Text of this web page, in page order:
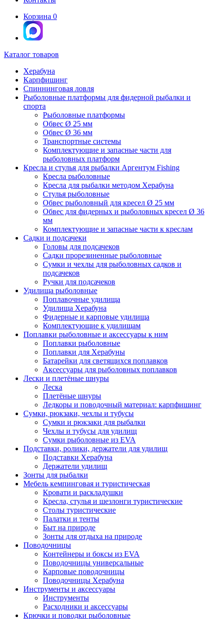
Корзина 0
Каталог товаров
Херабуна
Карпфишинг
Спиннинговая ловля
Рыболовные платформы для фидерной рыбалки и
спорта
Рыболовные платформы
Обвес Ø 25 мм
Обвес Ø 36 мм
Транспортные системы
Комплектующие и запасные части для
рыболовных платформ
Кресла и стулья для рыбалки Аргентум Fishing
Кресла рыболовные
Кресла для рыбалки методом Херабуна
Стулья рыболовные
Обвес рыболовный для кресел Ø 25 мм
Обвес для фидерных и рыболовных кресел Ø 36
мм
Комплектующие и запасные части к креслам
Садки и подсачеки
Головы для подсачеков
Садки прорезиненные рыболовные
Сумки и чехлы для рыболовных садков и
подсачеков
Ручки для подсачеков
Удилища рыболовные
Поплавочные удилища
Удилища Херабуна
Фидерные и карповые удилища
Комплектующие к удилищам
Поплавки рыболовные и аксессуары к ним
Поплавки рыболовные
Поплавки для Херабуны
Батарейки для светящихся поплавков
Аксессуары для рыболовных поплавков
Лески и плетёные шнуры
Леска
Плетёные шнуры
Ледкоры и поводочный материал: карпфишинг
Сумки, рюкзаки, чехлы и тубусы
Сумки и рюкзаки для рыбалки
Чехлы и тубусы для удилищ
Сумки рыболовные из EVA
Подставки, ролики, держатели для удилищ
Подставки Херабуна
Держатели удилищ
Зонты для рыбалки
Мебель кемпинговая и туристическая
Кровати и раскладушки
Кресла, стулья и шезлонги туристические
Столы туристические
Палатки и тенты
Быт на природе
Зонты для отдыха на природе
Поводочницы
Контейнеры и боксы из EVA
Поводочницы универсальные
Карповые поводочницы
Поводочницы Херабуна
Инструменты и аксессуары
Инструменты
Расходники и аксессуары
Крючки и поводки рыболовные